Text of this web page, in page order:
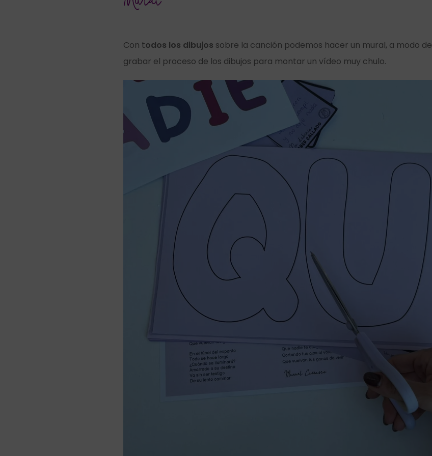
Con todos los dibujos sobre la canción podemos hacer un mural, a modo de
grabar el proceso de los dibujos para montar un vídeo muy chulo.